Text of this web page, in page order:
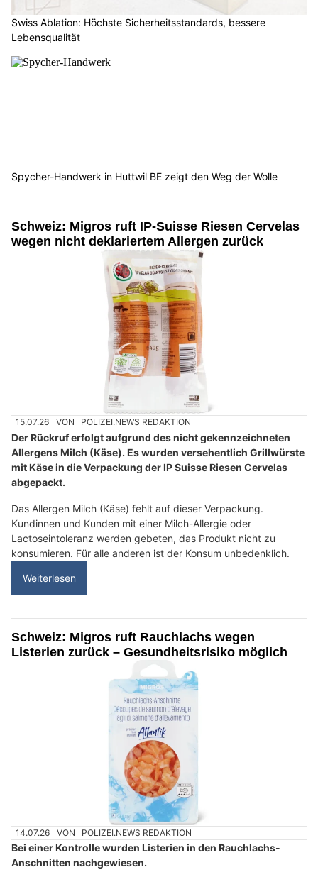
Swiss Ablation: Höchste Sicherheitsstandards, bessere
Lebensqualität
Spycher-Handwerk in Huttwil BE zeigt den Weg der Wolle
Schweiz: Migros ruft IP-Suisse Riesen Cervelas
wegen nicht deklariertem Allergen zurück
15.07.26 VON POLIZEI.NEWS REDAKTION
Der Rückruf erfolgt aufgrund des nicht gekennzeichneten
Allergens Milch (Käse). Es wurden versehentlich Grillwürste
mit Käse in die Verpackung der IP Suisse Riesen Cervelas
abgepackt.
Das Allergen Milch (Käse) fehlt auf dieser Verpackung.
Kundinnen und Kunden mit einer Milch-Allergie oder
Lactoseintoleranz werden gebeten, das Produkt nicht zu
konsumieren. Für alle anderen ist der Konsum unbedenklich.
Weiterlesen
Schweiz: Migros ruft Rauchlachs wegen
Listerien zurück – Gesundheitsrisiko möglich
14.07.26 VON POLIZEI.NEWS REDAKTION
Bei einer Kontrolle wurden Listerien in den Rauchlachs-
Anschnitten nachgewiesen.